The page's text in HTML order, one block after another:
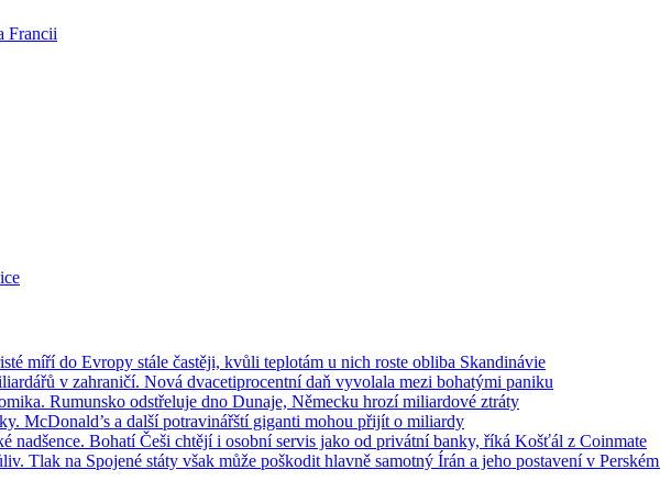
Francii
míří do Evropy stále častěji, kvůli teplotám u nich roste obliba Skandinávie
v zahraničí. Nová dvacetiprocentní daň vyvolala mezi bohatými paniku
Rumunsko odstřeluje dno Dunaje, Německu hrozí miliardové ztráty
McDonald’s a další potravinářští giganti mohou přijít o miliardy
nadšence. Bohatí Češi chtějí i osobní servis jako od privátní banky, říká Košťál z Coinmate
Tlak na Spojené státy však může poškodit hlavně samotný Írán a jeho postavení v